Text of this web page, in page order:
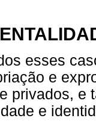
esses
e
privados, e
e